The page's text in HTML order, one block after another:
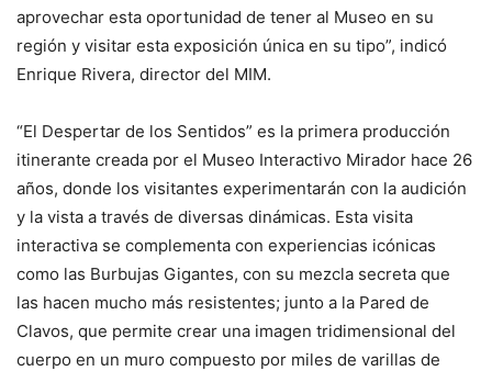
aprovechar esta oportunidad de tener al Museo en su
región y visitar esta exposición única en su tipo”, indicó
Enrique Rivera, director del MIM.
“El Despertar de los Sentidos” es la primera producción
itinerante creada por el Museo Interactivo Mirador hace 26
años, donde los visitantes experimentarán con la audición
y la vista a través de diversas dinámicas. Esta visita
interactiva se complementa con experiencias icónicas
como las Burbujas Gigantes, con su mezcla secreta que
las hacen mucho más resistentes; junto a la Pared de
Clavos, que permite crear una imagen tridimensional del
cuerpo en un muro compuesto por miles de varillas de